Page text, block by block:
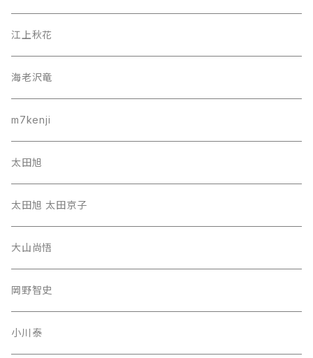
江上秋花
海老沢竜
m7kenji
太田旭
太田旭 太田京子
大山尚悟
岡野智史
小川泰